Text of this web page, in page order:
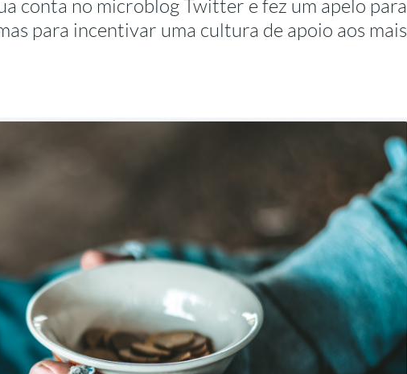
conta no microblog Twitter e fez um apelo para
para incentivar uma cultura de apoio aos mais